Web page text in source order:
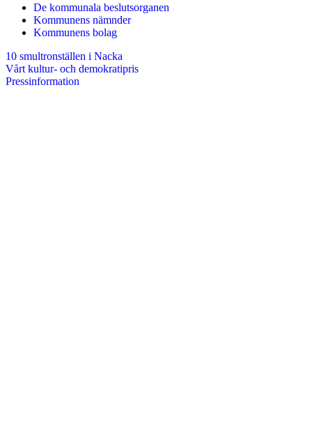
De kommunala beslutsorganen
Kommunens nämnder
Kommunens bolag
10 smultronställen i Nacka
Vårt kultur- och demokratipris
Pressinformation